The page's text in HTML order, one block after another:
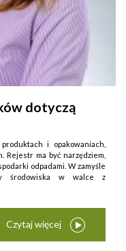
dotyczą
i opakowaniach,
Rejestr ma być narzędziem,
odpadami. W zamyśle
środowiska w walce z
Czytaj więcej